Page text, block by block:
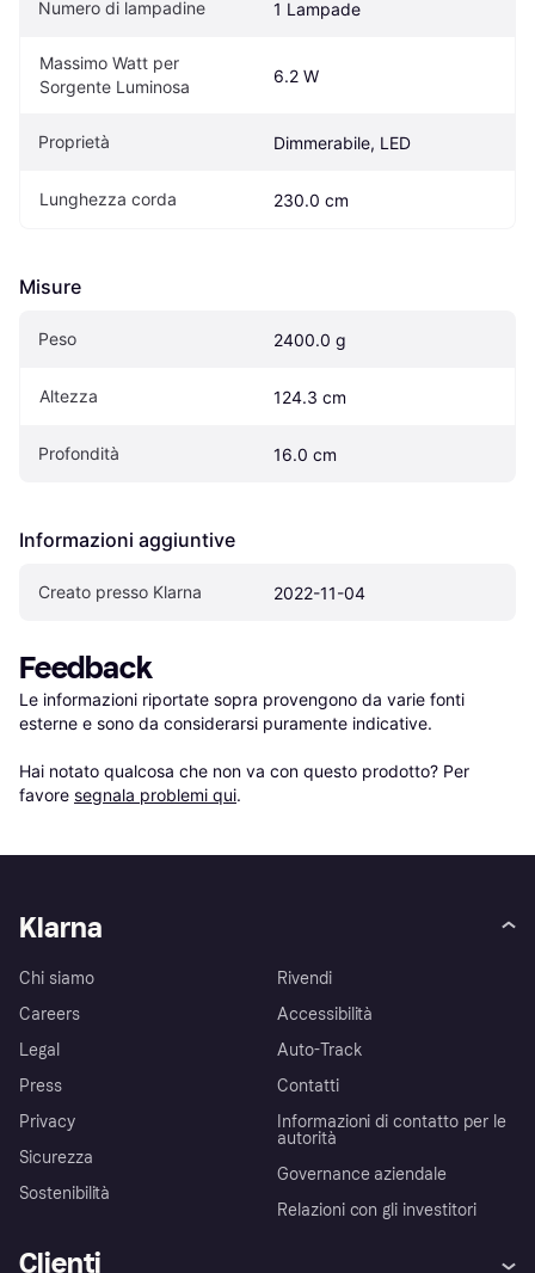
Numero di lampadine 1 Lampade
Massimo Watt per
Sorgente Luminosa
6.2 W
Proprietà Dimmerabile, LED
Lunghezza corda 230.0 cm
Misure
Peso 2400.0 g
Altezza 124.3 cm
Profondità 16.0 cm
Informazioni aggiuntive
Creato presso Klarna 2022-11-04
Feedback
Le informazioni riportate sopra provengono da varie fonti
esterne e sono da considerarsi puramente indicative.
Hai notato qualcosa che non va con questo prodotto? Per
favore segnala problemi qui.
Klarna
Chi siamo
Careers
Legal
Press
Privacy
Sicurezza
Sostenibilità
Rivendi
Accessibilità
Auto-Track
Contatti
Informazioni di contatto per le
autorità
Governance aziendale
Relazioni con gli investitori
Clienti